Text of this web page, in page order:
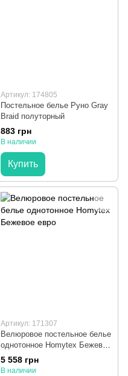
Артикул: 174805
Постельное белье Руно Gray
Braid полуторный
883 грн
В наличии
Купить
Артикул: 171307
Велюровое постельное белье
однотонное Homytex Бежевое
евро
5 558 грн
В наличии